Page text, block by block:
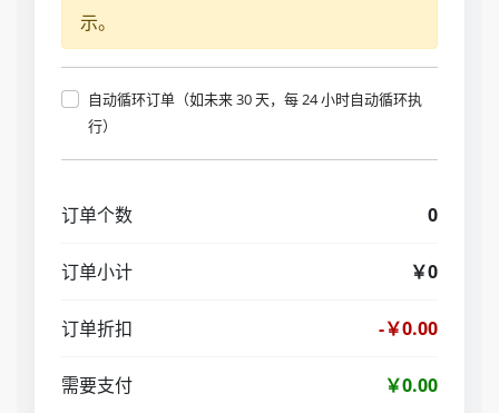
示。
自动循环订单（如未来 30 天，每 24 小时自动循环执
行）
订单个数 0
订单小计 ￥0
订单折扣 -￥0.00
需要支付 ￥0.00